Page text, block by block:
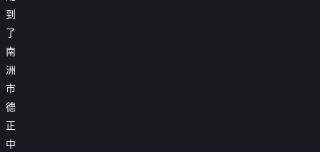
到
了
南
洲
市
德
正
中